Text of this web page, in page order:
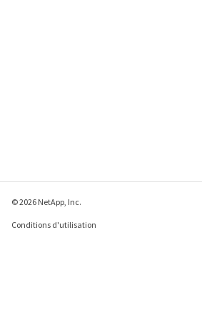
© 2026 NetApp, Inc.
Conditions d'utilisation